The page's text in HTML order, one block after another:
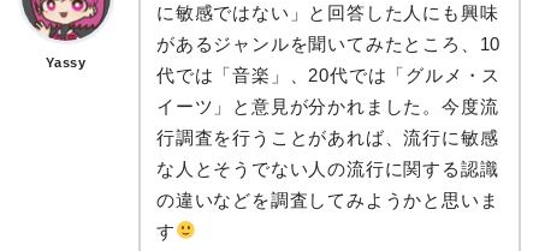
Yassy
に敏感ではない」と回答した人にも興味
があるジャンルを聞いてみたところ、10
代では「音楽」、20代では「グルメ・ス
イーツ」と意見が分かれました。今度流
行調査を行うことがあれば、流行に敏感
な人とそうでない人の流行に関する認識
の違いなどを調査してみようかと思いま
す